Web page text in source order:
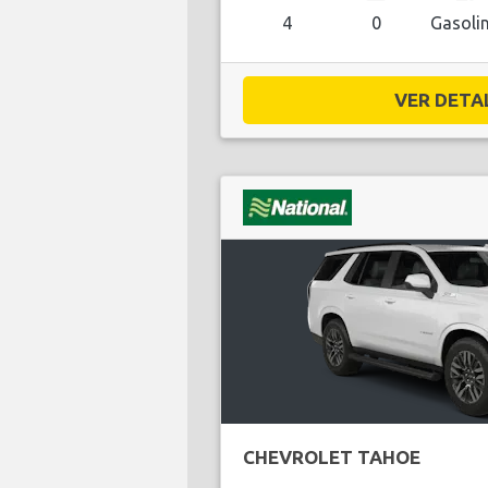
4 0
VER
CHEVROLET TAHOE